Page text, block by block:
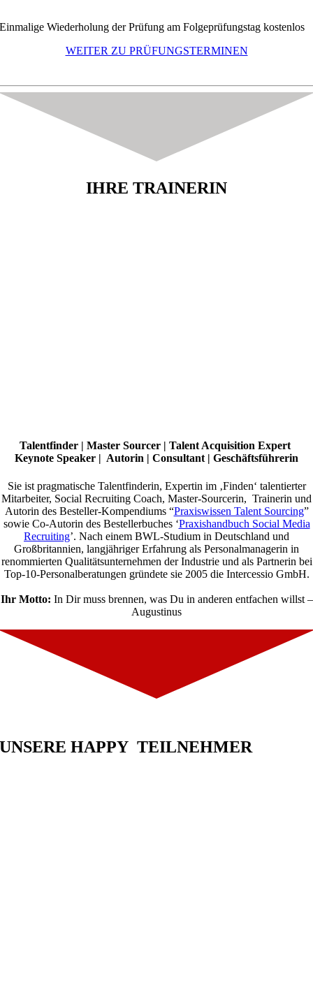
Einmalige Wiederholung der Prüfung am Folgeprüfungstag kostenlos
WEITER ZU PRÜFUNGSTERMINEN
IHRE TRAINERIN
Talentfinder | Master Sourcer | Talent Acquisition Expert
Keynote Speaker | Autorin | Consultant | Geschäftsführerin
Sie ist pragmatische Talentfinderin, Expertin im ‚Finden‘ talentierter
Mitarbeiter, Social Recruiting Coach, Master-Sourcerin, Trainerin und
Autorin des Besteller-Kompendiums “Praxiswissen Talent Sourcing”
sowie Co-Autorin des Bestellerbuches ‘Praxishandbuch Social Media
Recruiting’. Nach einem BWL-Studium in Deutschland und
Großbritannien, langjähriger Erfahrung als Personalmanagerin in
renommierten Qualitätsunternehmen der Industrie und als Partnerin bei
Top-10-Personalberatungen gründete sie 2005 die Intercessio GmbH.
Ihr Motto: In Dir muss brennen, was Du in anderen entfachen willst –
Augustinus
UNSERE HAPPY TEILNEHMER